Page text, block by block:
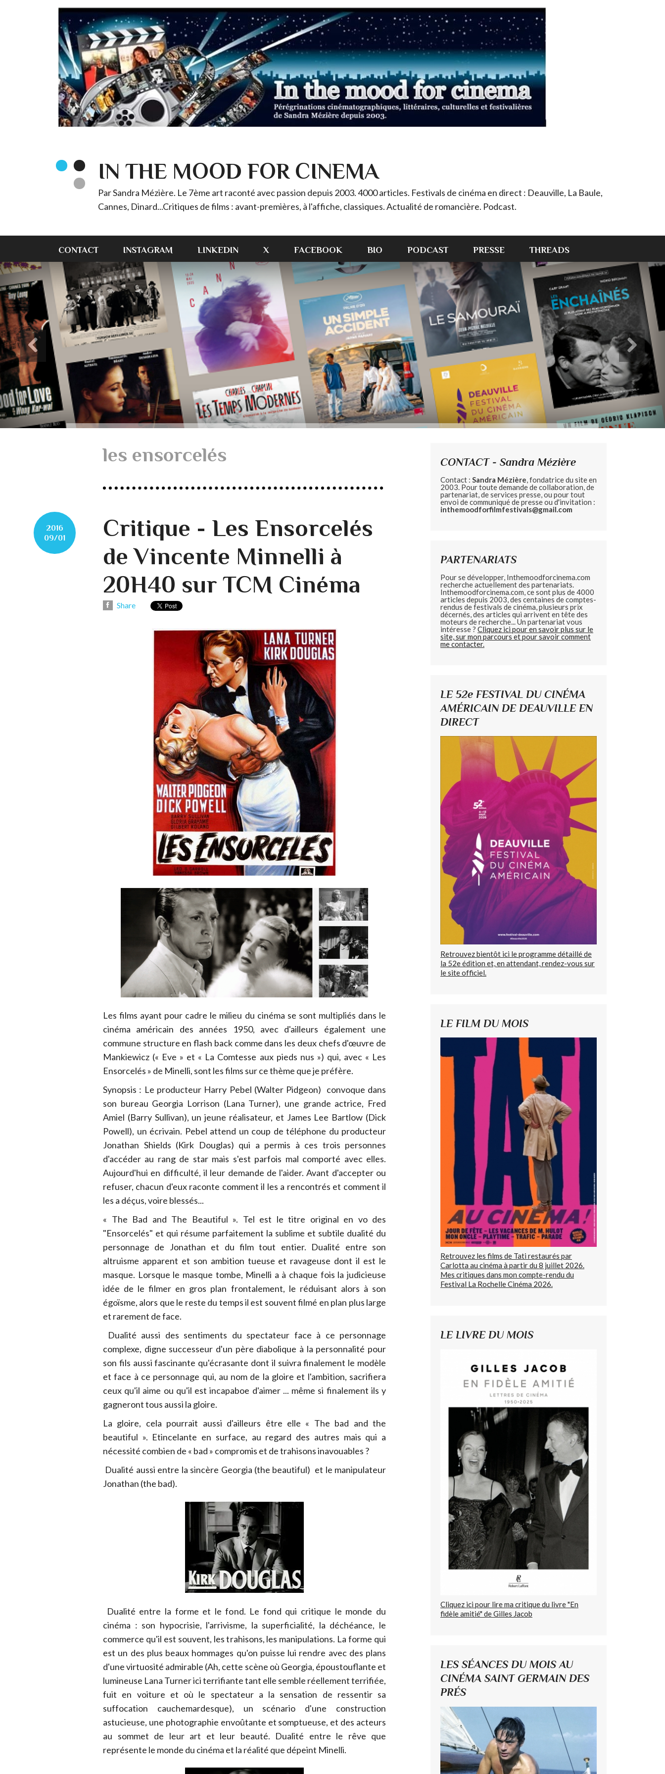
IN THE MOOD FOR CINEMA
Par Sandra Mézière. Le 7ème art raconté avec passion depuis 2003. 4000 articles. Festivals de cinéma en direct : Deauville, La Baule,
Cannes, Dinard...Critiques de films : avant-premières, à l'affiche, classiques. Actualité de romancière. Podcast.
CONTACT INSTAGRAM LINKEDIN X FACEBOOK BIO PODCAST PRESSE THREADS
les ensorcelés
2016
09/01
Critique - Les Ensorcelés
de Vincente Minnelli à
20H40 sur TCM Cinéma
Share
Les films ayant pour cadre le milieu du cinéma se sont multipliés dans le
cinéma américain des années 1950, avec d'ailleurs également une
commune structure en flash back comme dans les deux chefs d'œuvre de
Mankiewicz (« Eve » et « La Comtesse aux pieds nus ») qui, avec « Les
Ensorcelés » de Minelli, sont les films sur ce thème que je préfère.
Synopsis : Le producteur Harry Pebel (Walter Pidgeon) convoque dans
son bureau Georgia Lorrison (Lana Turner), une grande actrice, Fred
Amiel (Barry Sullivan), un jeune réalisateur, et James Lee Bartlow (Dick
Powell), un écrivain. Pebel attend un coup de téléphone du producteur
Jonathan Shields (Kirk Douglas) qui a permis à ces trois personnes
d'accéder au rang de star mais s'est parfois mal comporté avec elles.
Aujourd'hui en difficulté, il leur demande de l'aider. Avant d'accepter ou
refuser, chacun d'eux raconte comment il les a rencontrés et comment il
les a déçus, voire blessés...
« The Bad and The Beautiful ». Tel est le titre original en vo des
"Ensorcelés" et qui résume parfaitement la sublime et subtile dualité du
personnage de Jonathan et du film tout entier. Dualité entre son
altruisme apparent et son ambition tueuse et ravageuse dont il est le
masque. Lorsque le masque tombe, Minelli a à chaque fois la judicieuse
idée de le filmer en gros plan frontalement, le réduisant alors à son
égoïsme, alors que le reste du temps il est souvent filmé en plan plus large
et rarement de face.
Dualité aussi des sentiments du spectateur face à ce personnage
complexe, digne successeur d'un père diabolique à la personnalité pour
son fils aussi fascinante qu'écrasante dont il suivra finalement le modèle
et face à ce personnage qui, au nom de la gloire et l'ambition, sacrifiera
ceux qu'il aime ou qu'il est incapaboe d'aimer ... même si finalement ils y
gagneront tous aussi la gloire.
La gloire, cela pourrait aussi d'ailleurs être elle « The bad and the
beautiful ». Etincelante en surface, au regard des autres mais qui a
nécessité combien de « bad » compromis et de trahisons inavouables ?
Dualité aussi entre la sincère Georgia (the beautiful) et le manipulateur
Jonathan (the bad).
Dualité entre la forme et le fond. Le fond qui critique le monde du
cinéma : son hypocrisie, l'arrivisme, la superficialité, la déchéance, le
commerce qu'il est souvent, les trahisons, les manipulations. La forme qui
est un des plus beaux hommages qu'on puisse lui rendre avec des plans
d'une virtuosité admirable (Ah, cette scène où Georgia, époustouflante et
lumineuse Lana Turner ici terrifiante tant elle semble réellement terrifiée,
fuit en voiture et où le spectateur a la sensation de ressentir sa
suffocation cauchemardesque), un scénario d'une construction
astucieuse, une photographie envoûtante et somptueuse, et des acteurs
au sommet de leur art et leur beauté. Dualité entre le rêve que
représente le monde du cinéma et la réalité que dépeint Minelli.
CONTACT - Sandra Mézière
Contact : Sandra Mézière, fondatrice du site en
2003. Pour toute demande de collaboration, de
partenariat, de services presse, ou pour tout
envoi de communiqué de presse ou d'invitation :
inthemoodforfilmfestivals@gmail.com
PARTENARIATS
Pour se développer, Inthemoodforcinema.com
recherche actuellement des partenariats.
Inthemoodforcinema.com, ce sont plus de 4000
articles depuis 2003, des centaines de comptes-
rendus de festivals de cinéma, plusieurs prix
décernés, des articles qui arrivent en tête des
moteurs de recherche... Un partenariat vous
intéresse ? Cliquez ici pour en savoir plus sur le
site, sur mon parcours et pour savoir comment
me contacter.
LE 52e FESTIVAL DU CINÉMA
AMÉRICAIN DE DEAUVILLE EN
DIRECT
Retrouvez bientôt ici le programme détaillé de
la 52e édition et, en attendant, rendez-vous sur
le site officiel.
LE FILM DU MOIS
Retrouvez les films de Tati restaurés par
Carlotta au cinéma à partir du 8 juillet 2026.
Mes critiques dans mon compte-rendu du
Festival La Rochelle Cinéma 2026.
LE LIVRE DU MOIS
Cliquez ici pour lire ma critique du livre "En
fidèle amitié" de Gilles Jacob
LES SÉANCES DU MOIS AU
CINÉMA SAINT GERMAIN DES
PRÉS